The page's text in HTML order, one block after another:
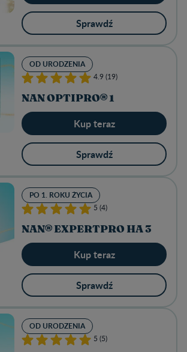
Sprawdź
OD URODZENIA
4.9 (19)
NAN OPTIPRO® 1
Kup teraz
Sprawdź
PO 1. ROKU ŻYCIA
5 (4)
NAN® EXPERTPRO HA 3
Kup teraz
Sprawdź
OD URODZENIA
5 (5)